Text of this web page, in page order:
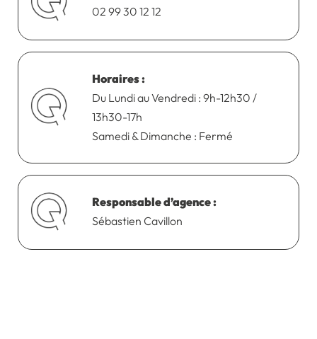
02 99 30 12 12
Horaires :
Du Lundi au Vendredi : 9h-12h30 /
13h30-17h
Samedi & Dimanche : Fermé
Responsable d’agence :
Sébastien Cavillon